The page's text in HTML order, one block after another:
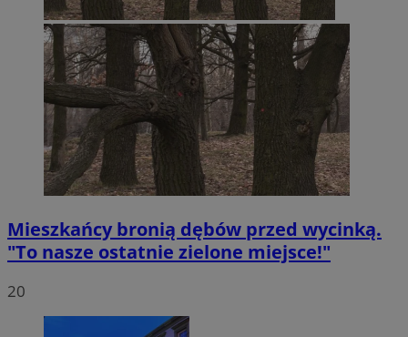
Mieszkańcy bronią dębów przed wycinką.
"To nasze ostatnie zielone miejsce!"
20